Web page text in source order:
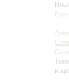
Сати
Сати
и